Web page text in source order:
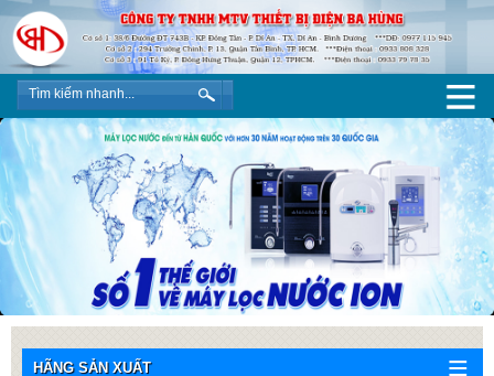
HÃNG SẢN XUẤT